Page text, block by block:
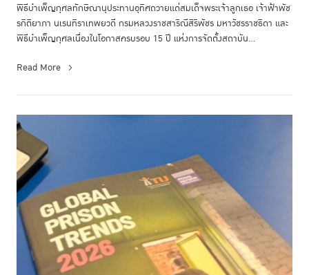
พิธีบำเพ็ญกุศลทักษิณานุประทานอุทิศถวายแด่สมเด็จพระเจ้าลูกเธอ เจ้าฟ้าพัช
รกิติยาภา นเรนทิราเทพยวดี กรมหลวงราชสาริณีสิริพัชร มหาวัชรราชธิดา และ
พิธีบำเพ็ญกุศลเนื่องในโอกาสครบรอบ 15 ปี แห่งการจัดตั้งสถาบัน...
Read More